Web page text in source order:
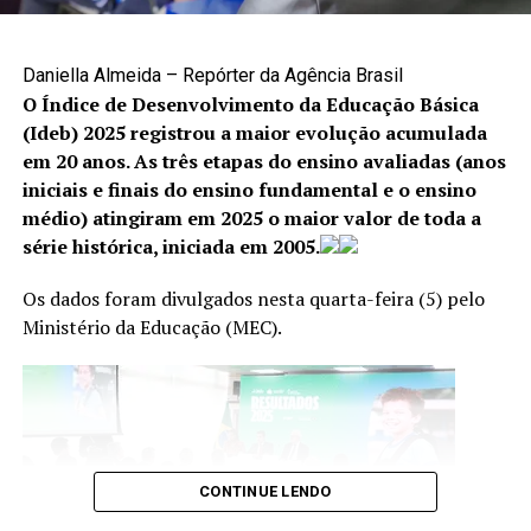
A denúncia é uma das principais formas de interromper
canais disponíveis são:
Cisdeca – Disque 125: atendimento gratuito, de
segunda a sexta-feira, das 8h às 18h, com
atendimento 24 horas aos finais de semana e
feriados;
Disque 100: atendimento gratuito, 24 horas por dia,
Centro Integrado 18 de Maio: (61) 2244-1512 e
Daniella Almeida – Repórter da Agência Brasil
O Índice de Desenvolvimento da Educação Básica
(Ideb) 2025 registrou a maior evolução acumulada
em 20 anos. As três etapas do ensino avaliadas (anos
iniciais e finais do ensino fundamental e o ensino
médio) atingiram em 2025 o maior valor de toda a
série histórica, iniciada em 2005.
Os dados foram divulgados nesta quarta-feira (5) pelo
Ministério da Educação (MEC).
CONTINUE LENDO